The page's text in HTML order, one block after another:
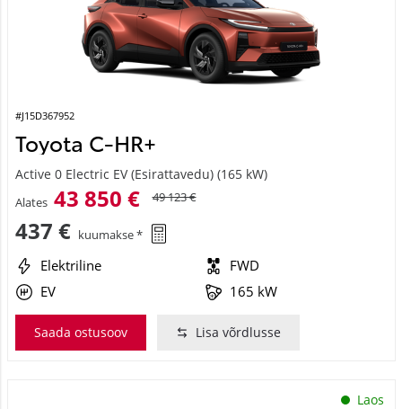
#J15D367952
Toyota C-HR+
Active 0 Electric EV (Esirattavedu) (165 kW)
Alates 43 850 € 49 123 €
437 € kuumakse *
Elektriline
FWD
EV
165 kW
Saada ostusoov Lisa võrdlusse
Laos